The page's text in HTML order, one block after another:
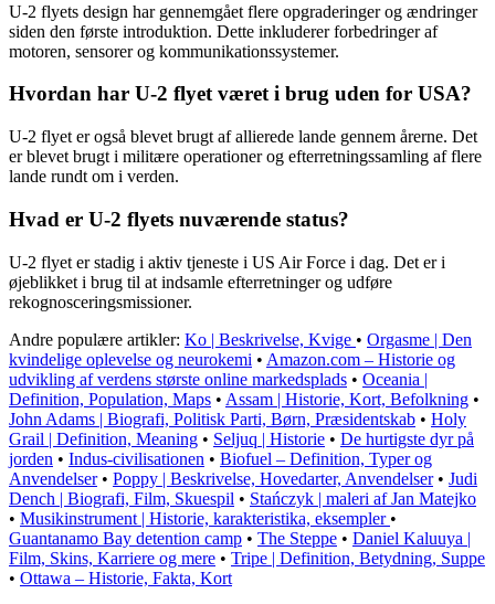
U-2 flyets design har gennemgået flere opgraderinger og ændringer
siden den første introduktion. Dette inkluderer forbedringer af
motoren, sensorer og kommunikationssystemer.
Hvordan har U-2 flyet været i brug uden for USA?
U-2 flyet er også blevet brugt af allierede lande gennem årerne. Det
er blevet brugt i militære operationer og efterretningssamling af flere
lande rundt om i verden.
Hvad er U-2 flyets nuværende status?
U-2 flyet er stadig i aktiv tjeneste i US Air Force i dag. Det er i
øjeblikket i brug til at indsamle efterretninger og udføre
rekognosceringsmissioner.
Andre populære artikler: Ko | Beskrivelse, Kvige • Orgasme | Den
kvindelige oplevelse og neurokemi • Amazon.com – Historie og
udvikling af verdens største online markedsplads • Oceania |
Definition, Population, Maps • Assam | Historie, Kort, Befolkning •
John Adams | Biografi, Politisk Parti, Børn, Præsidentskab • Holy
Grail | Definition, Meaning • Seljuq | Historie • De hurtigste dyr på
jorden • Indus-civilisationen • Biofuel – Definition, Typer og
Anvendelser• Poppy | Beskrivelse, Hovedarter, Anvendelser• Judi
Dench | Biografi, Film, Skuespil • Stańczyk | maleri af Jan Matejko
• Musikinstrument | Historie, karakteristika, eksempler •
Guantanamo Bay detention camp • The Steppe • Daniel Kaluuya |
Film, Skins, Karriere og mere • Tripe | Definition, Betydning, Suppe
• Ottawa – Historie, Fakta, Kort